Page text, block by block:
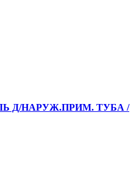
Д/НАРУЖ.ПРИМ. ТУБА /